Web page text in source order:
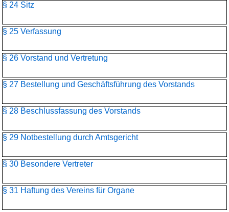
§ 24 Sitz
§ 25 Verfassung
§ 26 Vorstand und Vertretung
§ 27 Bestellung und Geschäftsführung des Vorstands
§ 28 Beschlussfassung des Vorstands
§ 29 Notbestellung durch Amtsgericht
§ 30 Besondere Vertreter
§ 31 Haftung des Vereins für Organe